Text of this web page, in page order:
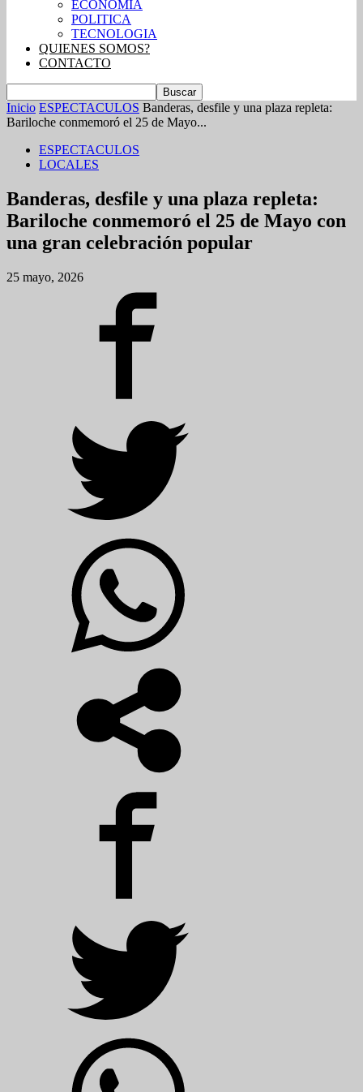
ECONOMIA
POLITICA
TECNOLOGIA
QUIENES SOMOS?
CONTACTO
Inicio ESPECTACULOS Banderas, desfile y una plaza repleta:
Bariloche conmemoró el 25 de Mayo...
ESPECTACULOS
LOCALES
Banderas, desfile y una plaza repleta:
Bariloche conmemoró el 25 de Mayo con
una gran celebración popular
25 mayo, 2026